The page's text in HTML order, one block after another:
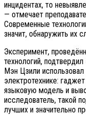
инцидентах, то
— отмечает
Современные
значит, обнаружить их
Эксперимент,
технологий,
Мэн Цзили
электротехнике:
языковую модель и
исследователь, такой
лучших и значительно